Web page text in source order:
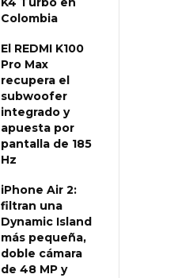
Colombia
El REDMI K100
Pro Max
recupera el
subwoofer
integrado y
apuesta por
pantalla de 185
Hz
iPhone Air 2:
filtran una
Dynamic Island
más pequeña,
doble cámara
de 48 MP y